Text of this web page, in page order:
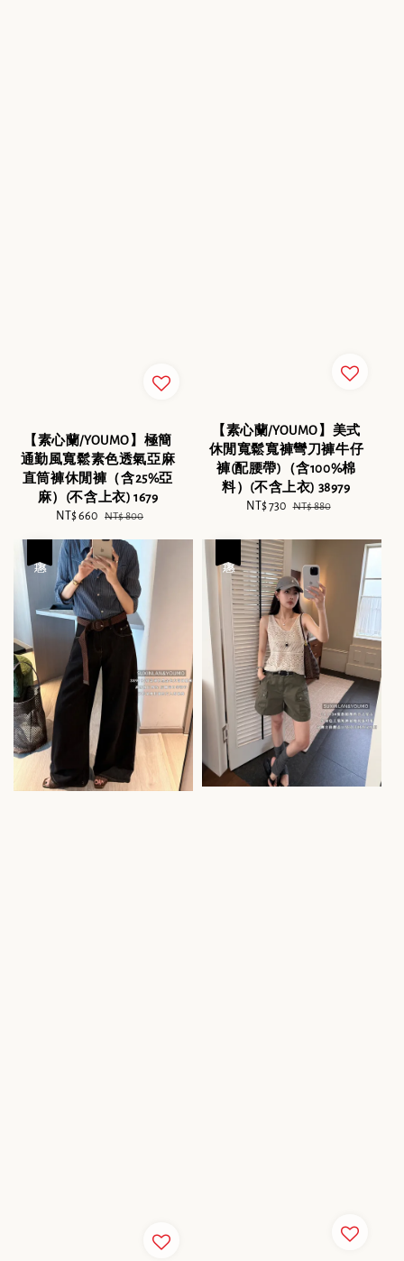
【素心蘭/YOUMO】極簡
通勤風寬鬆素色透氣亞麻
直筒褲休閒褲（含25%亞
麻）(不含上衣) 1679
Sale
NT$ 660 Regular
NT$ 800
【素心蘭/YOUMO】美式
休閒寬鬆寬褲彎刀褲牛仔
褲(配腰帶)（含100%棉
料）(不含上衣) 38979
Sale
NT$ 730 Regular
NT$ 880